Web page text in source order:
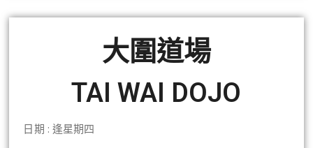
大圍道場
TAI WAI DOJO
日期 : 逢星期四